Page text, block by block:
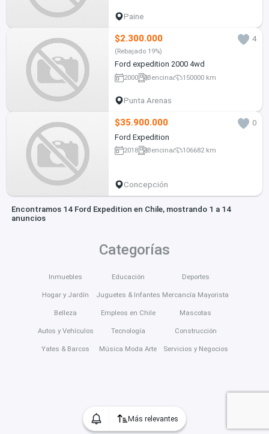
Más relevantes
Paine
$2.300.000 4
(Rebajado 19%)
Ford expedition 2000 4wd
2000 Bencina 150000 km
Punta Arenas
$35.900.000
0
Ford Expedition
2018 Bencina 106682 km
Concepción
Encontramos 14 Ford Expedition en Chile, mostrando 1 a 14
anuncios
Categorías
Inmuebles
Hogar y Jardín
Belleza
Autos y Vehículos
Yates & Barcos
Educación
Juguetes & Infantes
Empleos en Chile
Tecnología
Música Moda Arte
Deportes
Mercancía Mayorista
Mascotas
Construcción
Servicios y Negocios